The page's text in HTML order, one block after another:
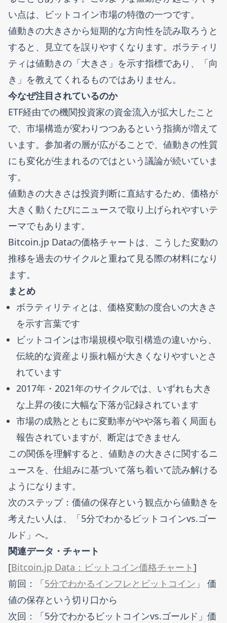
い点は、ビットコイン市場の特徴の一つです。
値動きの大きさから短期的な方向性を読み取ろうと
すると、見立てを誤りやすくなります。ボラティリ
ティは値動きの「大きさ」を示す指標であり、「向
き」を教えてくれるものではありません。
今なぜ注目されているのか
ETF経由での機関投資家の資金流入が拡大したこと
で、市場構造が変わりつつあるという指摘が増えて
います。参加者の層が広がることで、値動きの性質
にも変化が生まれるのではという議論が続いていま
す。
値動きの大きさは投資判断に直結するため、価格が
大きく動くたびにニュースで取り上げられやすいテ
ーマでもあります。
Bitcoin.jp Dataの価格チャートは、こうした変動の
推移を過去のサイクルと重ねて見る際の材料になり
ます。
まとめ
ボラティリティとは、価格変動の度合いの大きさ
を示す言葉です
ビットコインは市場規模や取引構造の違いから、
伝統的な資産より振れ幅が大きくなりやすいとさ
れています
2017年・2021年のサイクルでは、いずれも大き
な上昇の後に大幅な下落が記録されています
市場の成熟とともに変動率がやや落ち着く局面も
報告されていますが、断定はできません
この関係を理解すると、値動きの大きさに関するニ
ュースを、仕組みに基づいて落ち着いて読み解ける
ようになります。
次のステップ：価値の保存という観点から値動きを
考えたい人は、「5分でわかるビットコインvs.ゴー
ルド」へ。
関連データ・チャート
[Bitcoin.jp Data：ビットコイン価格チャート]
前回：「5分でわかるインフレとビットコイン 」 価
値の保存という切り口から
次回：「5分でわかるビットコインvs.ゴールド」価